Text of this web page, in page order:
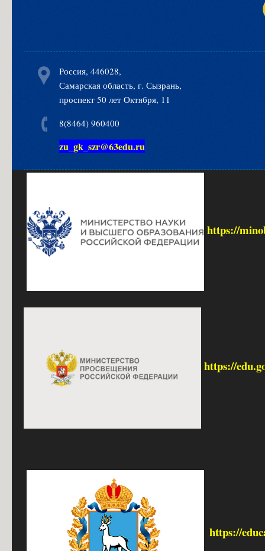
Россия, 446028,
Самарская область, г. Сызрань,
проспект 50 лет Октября, 11
8(8464) 960400
zu_gk_szr@63edu.ru
https://
https://
https://